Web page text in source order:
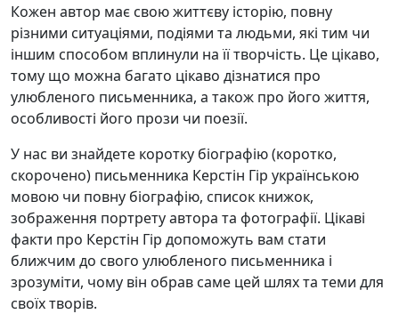
Кожен автор має свою життєву історію, повну
різними ситуаціями, подіями та людьми, які тим чи
іншим способом вплинули на її творчість. Це цікаво,
тому що можна багато цікаво дізнатися про
улюбленого письменника, а також про його життя,
особливості його прози чи поезії.
У нас ви знайдете коротку біографію (коротко,
скорочено) письменника Керстін Гір українською
мовою чи повну біографію, список книжок,
зображення портрету автора та фотографії. Цікаві
факти про Керстін Гір допоможуть вам стати
ближчим до свого улюбленого письменника і
зрозуміти, чому він обрав саме цей шлях та теми для
своїх творів.